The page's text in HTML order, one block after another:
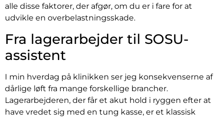
alle disse faktorer, der afgør, om du er i fare for at
udvikle en overbelastningsskade.
Fra lagerarbejder til SOSU-
assistent
I min hverdag på klinikken ser jeg konsekvenserne af
dårlige løft fra mange forskellige brancher.
Lagerarbejderen, der får et akut hold i ryggen efter at
have vredet sig med en tung kasse, er et klassisk